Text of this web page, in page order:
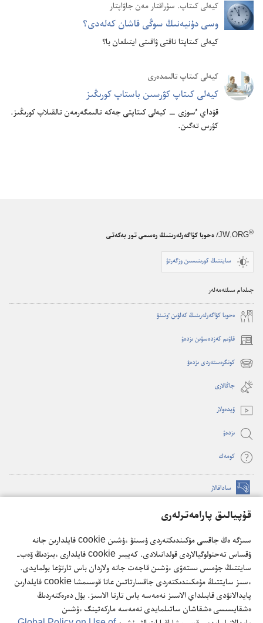
قۇپيالىق پارامەترلەرى
سىزگە ەڭ جاقسى مۇكىندىكتەردى ۇسىنۋ ءۇشىن cookie فايلدارىن جانە
ۇقساس تەحنولوگيالاردى قولدانىلادى. كەيبىر cookie فايلدارى ءبىزدىڭ ۆەب-
سايتتىڭ جۇمىس ىستەۋى ءۇشىن قاجەت جانە ولاردان باس تارتۋعا بولمايدى.
ءسىز سايتتىڭ مۇمكىندىكتەردى جاقسارتاتىن عانا قوسىمشا cookie فايلدارىن
پايدالانۋدى قابىلداي الاسىز نەمەسە باس تارتا الاسىز. بۇل دەرەكتەردىڭ
ەشقايسىسى ەشقاشان ساتىلمايدى نەمەسە ماركەتينگ ءۇشىن
كيە‌لى كىتاپ.‏ سۇ‌راقتار مە‌ن جاۋاپتار
وسى دۇ‌نيە‌نىڭ سوڭى قاشان كە‌لە‌دى؟‏
كيە‌لى كىتاپتا ناقتى ۋاقىتى ايتىلعان با؟‏
كيە‌لى كىتاپ تالىمدە‌رى
كيە‌لى كىتاپ كۋرسىن باستاپ كورىڭىز
قۇ‌داي ٴ‌سوزى —‏ كيە‌لى كىتاپتى جە‌كە تالىمگە‌رمە‌ن تالقىلاپ كورىڭىز.‏
كۋرس تە‌گىن.‏
JW.ORG® / ەحوبا كۋاگەرلەرىنىڭ رەسمي تور بەكەتى
سايتتىڭ كورىنىسىن وزگەرتۋ
جىلدام سىلتەمەلەر
ە‌حوبا كۋاگە‌رلە‌رىنىڭ كە‌لۋىن ٶتىنۋ
قاۋىم كەزدەسۋىن ىزدەۋ
(opens
new
window)
كونگرەستەردى ىزدەۋ
(opens
new
window)
جاڭالارى
ۆيدە‌ولار
ىزدە‌ۋ
كومە‌ك
ساداقالار
(opens
window) كۇزەت مۇناراسىنىڭ تورداعى كىتاپحاناسى
new
window)
JW Hub
®
(opens
new
window)
JW Library